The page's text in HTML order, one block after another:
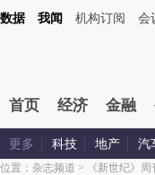
数据 我闻 机构订阅 会
首页 经济 金融
更多 科技 地产 汽
位置： 杂志频道 > 《新世纪》周